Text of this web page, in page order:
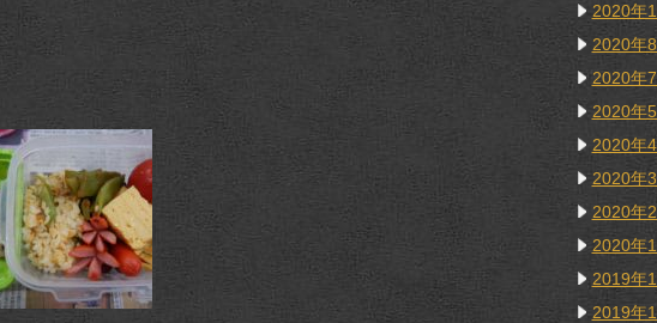
2020年
2020年
2020年
2020年
2020年
2020年
2020年
2020年
2019年
2019年